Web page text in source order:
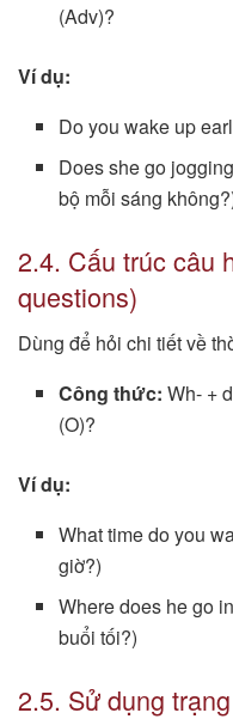
(Adv)?
Ví dụ:
Do you wake up
Does she go
bộ mỗi sáng
2.4. Cấu trúc câu
questions)
Dùng để hỏi chi tiết về
Công thức: Wh- +
(O)?
Ví dụ:
What time do you
giờ?)
Where does he go
buổi tối?)
2.5. Sử dụng